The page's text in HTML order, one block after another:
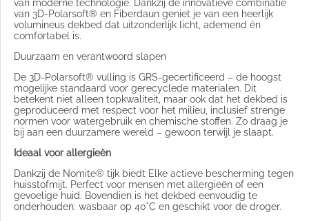
van moderne technologie. Dankzij de innovatieve combinatie
van 3D-Polarsoft® en Fiberdaun geniet je van een heerlijk
volumineus dekbed dat uitzonderlijk licht, ademend én
comfortabel is.
Duurzaam en verantwoord slapen
De 3D-Polarsoft® vulling is GRS-gecertificeerd – de hoogst
mogelijke standaard voor gerecyclede materialen. Dit
betekent niet alleen topkwaliteit, maar ook dat het dekbed is
geproduceerd met respect voor het milieu, inclusief strenge
normen voor watergebruik en chemische stoffen. Zo draag je
bij aan een duurzamere wereld – gewoon terwijl je slaapt.
Ideaal voor allergieën
Dankzij de Nomite® tijk biedt Elke actieve bescherming tegen
huisstofmijt. Perfect voor mensen met allergieën of een
gevoelige huid. Bovendien is het dekbed eenvoudig te
onderhouden: wasbaar op 40°C en geschikt voor de droger.